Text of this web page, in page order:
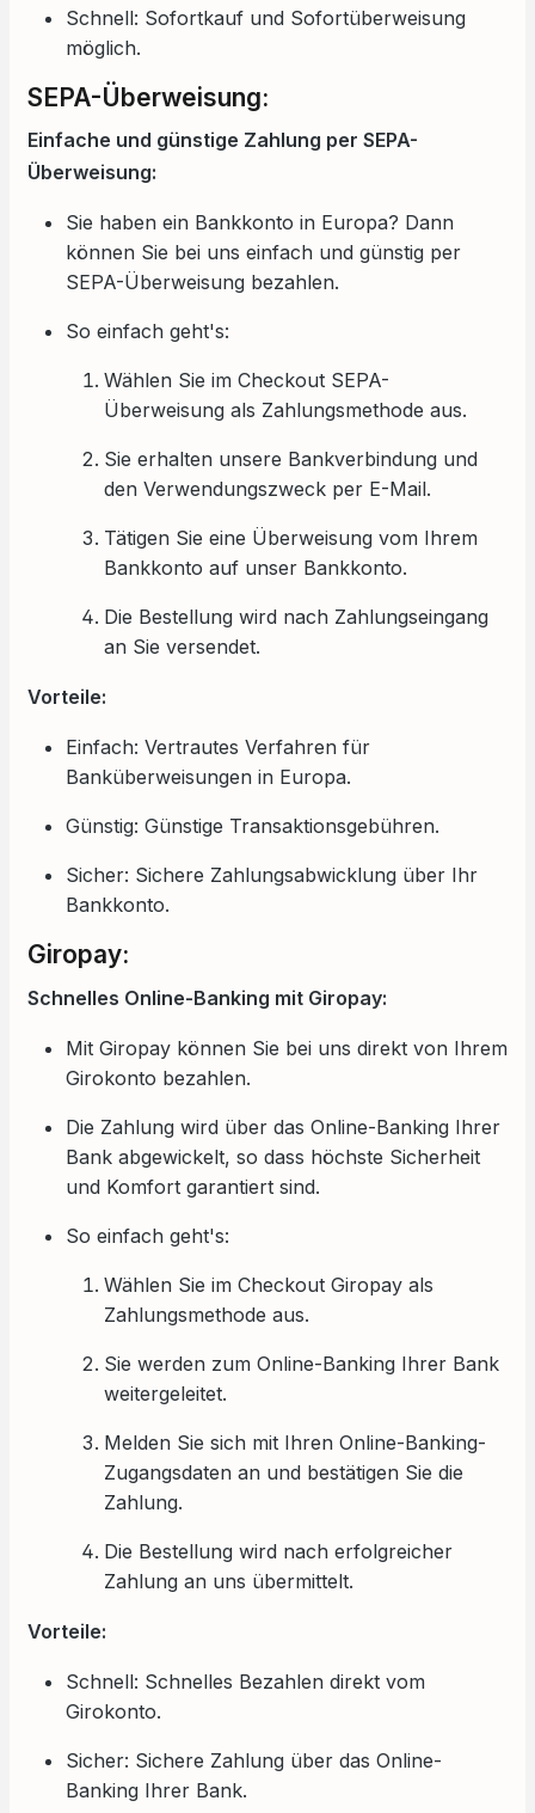
Schnell: Sofortkauf und Sofortüberweisung
möglich.
SEPA-Überweisung:
Einfache und günstige Zahlung per SEPA-
Überweisung:
Sie haben ein Bankkonto in Europa? Dann
können Sie bei uns einfach und günstig per
SEPA-Überweisung bezahlen.
So einfach geht's:
Wählen Sie im Checkout SEPA-
Überweisung als Zahlungsmethode aus.
Sie erhalten unsere Bankverbindung und
den Verwendungszweck per E-Mail.
Tätigen Sie eine Überweisung vom Ihrem
Bankkonto auf unser Bankkonto.
Die Bestellung wird nach Zahlungseingang
an Sie versendet.
Vorteile:
Einfach: Vertrautes Verfahren für
Banküberweisungen in Europa.
Günstig: Günstige Transaktionsgebühren.
Sicher: Sichere Zahlungsabwicklung über Ihr
Bankkonto.
Giropay:
Schnelles Online-Banking mit Giropay:
Mit Giropay können Sie bei uns direkt von Ihrem
Girokonto bezahlen.
Die Zahlung wird über das Online-Banking Ihrer
Bank abgewickelt, so dass höchste Sicherheit
und Komfort garantiert sind.
So einfach geht's:
Wählen Sie im Checkout Giropay als
Zahlungsmethode aus.
Sie werden zum Online-Banking Ihrer Bank
weitergeleitet.
Melden Sie sich mit Ihren Online-Banking-
Zugangsdaten an und bestätigen Sie die
Zahlung.
Die Bestellung wird nach erfolgreicher
Zahlung an uns übermittelt.
Vorteile:
Schnell: Schnelles Bezahlen direkt vom
Girokonto.
Sicher: Sichere Zahlung über das Online-
Banking Ihrer Bank.